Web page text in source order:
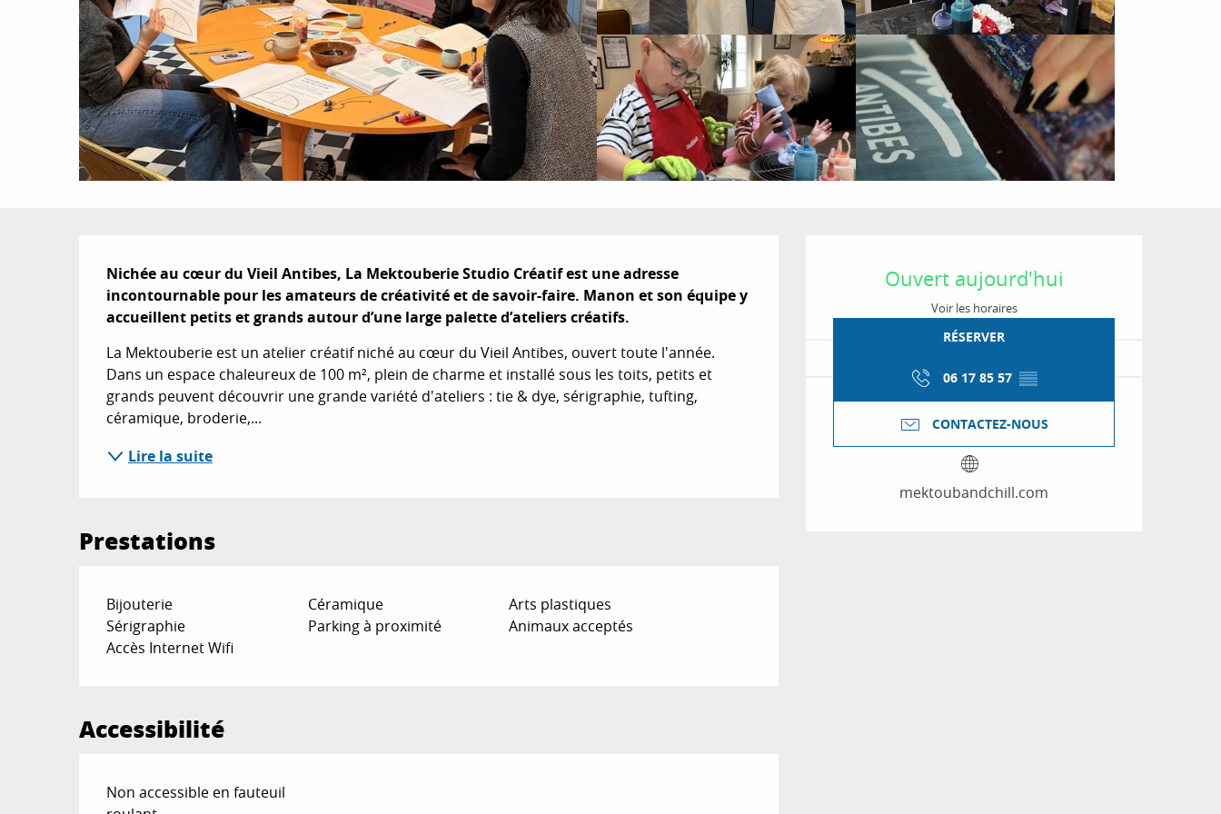
Ouverture et
Ouvert aujourd'hui
Voir les horaires
RÉSERVER
06 17 85 57 ▒▒
CONTACTEZ-NOUS
mektoubandchill.com
Description
Nichée au cœur du Vieil Antibes, La Mektouberie Studio Créatif est une adresse
incontournable pour les amateurs de créativité et de savoir-faire. Manon et son équipe y
accueillent petits et grands autour d’une large palette d’ateliers créatifs.
La Mektouberie est un atelier créatif niché au cœur du Vieil Antibes, ouvert toute l'année.
Dans un espace chaleureux de 100 m², plein de charme et installé sous les toits, petits et
grands peuvent découvrir une grande variété d'ateliers : tie & dye, sérigraphie, tufting,
céramique, broderie,...
Lire la suite
Prestations
Bijouterie Céramique
Arts plastiques
Sérigraphie
Parking à proximité
Animaux acceptés
Accès Internet Wifi
Accessibilité
Non accessible en fauteuil